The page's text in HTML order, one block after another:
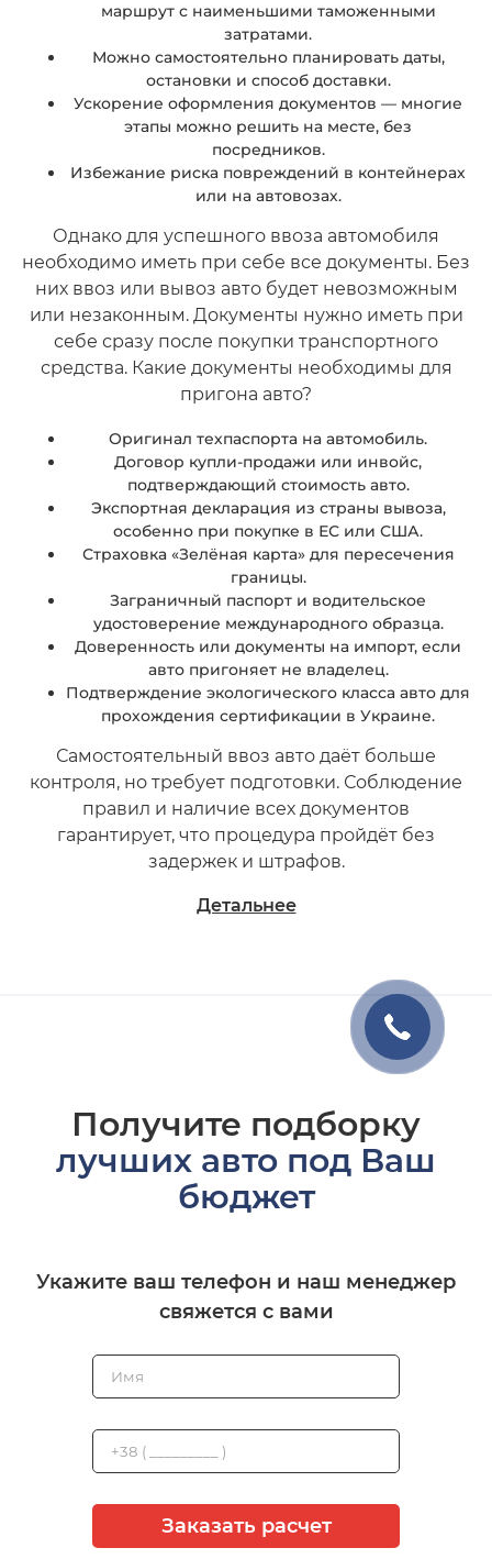
маршрут с наименьшими таможенными
затратами.
Можно самостоятельно планировать даты,
остановки и способ доставки.
Ускорение оформления документов — многие
этапы можно решить на месте, без
посредников.
Избежание риска повреждений в контейнерах
или на автовозах.
Однако для успешного ввоза автомобиля
необходимо иметь при себе все документы. Без
них ввоз или вывоз авто будет невозможным
или незаконным. Документы нужно иметь при
себе сразу после покупки транспортного
средства. Какие документы необходимы для
пригона авто?
Оригинал техпаспорта на автомобиль.
Договор купли-продажи или инвойс,
подтверждающий стоимость авто.
Экспортная декларация из страны вывоза,
особенно при покупке в ЕС или США.
Страховка «Зелёная карта» для пересечения
границы.
Заграничный паспорт и водительское
удостоверение международного образца.
Доверенность или документы на импорт, если
авто пригоняет не владелец.
Подтверждение экологического класса авто для
прохождения сертификации в Украине.
Самостоятельный ввоз авто даёт больше
контроля, но требует подготовки. Соблюдение
правил и наличие всех документов
гарантирует, что процедура пройдёт без
задержек и штрафов.
Детальнее
Получите подборку
лучших авто под Ваш
бюджет
Укажите ваш телефон и наш менеджер
свяжется с вами
Заказать расчет